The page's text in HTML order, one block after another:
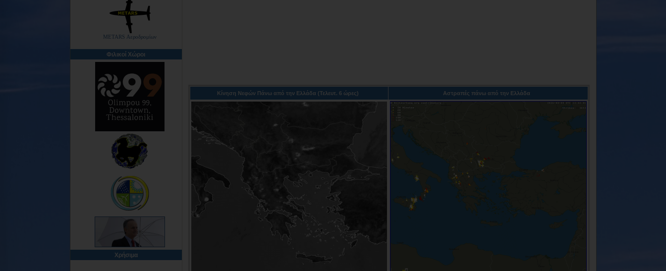
METARS Αεροδρομίων
Φιλικοί Χώροι
Χρήσιμα
Κίνηση Νεφών Πάνω από την Ελλάδα (Τελευτ. 6 ώρες) Αστραπές πάνω από την Ελλάδα